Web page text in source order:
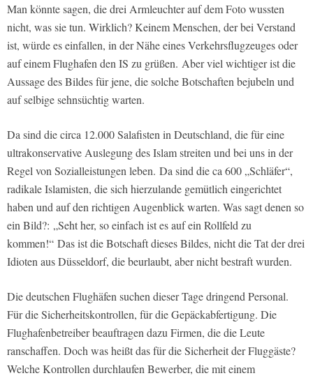
Man könnte sagen, die drei Armleuchter auf dem Foto wussten
nicht, was sie tun. Wirklich? Keinem Menschen, der bei Verstand
ist, würde es einfallen, in der Nähe eines Verkehrsflugzeuges oder
auf einem Flughafen den IS zu grüßen. Aber viel wichtiger ist die
Aussage des Bildes für jene, die solche Botschaften bejubeln und
auf selbige sehnsüchtig warten.
Da sind die circa 12.000 Salafisten in Deutschland, die für eine
ultrakonservative Auslegung des Islam streiten und bei uns in der
Regel von Sozialleistungen leben. Da sind die ca 600 „Schläfer“,
radikale Islamisten, die sich hierzulande gemütlich eingerichtet
haben und auf den richtigen Augenblick warten. Was sagt denen so
ein Bild?: „Seht her, so einfach ist es auf ein Rollfeld zu
kommen!“ Das ist die Botschaft dieses Bildes, nicht die Tat der drei
Idioten aus Düsseldorf, die beurlaubt, aber nicht bestraft wurden.
Die deutschen Flughäfen suchen dieser Tage dringend Personal.
Für die Sicherheitskontrollen, für die Gepäckabfertigung. Die
Flughafenbetreiber beauftragen dazu Firmen, die die Leute
ranschaffen. Doch was heißt das für die Sicherheit der Fluggäste?
Welche Kontrollen durchlaufen Bewerber, die mit einem